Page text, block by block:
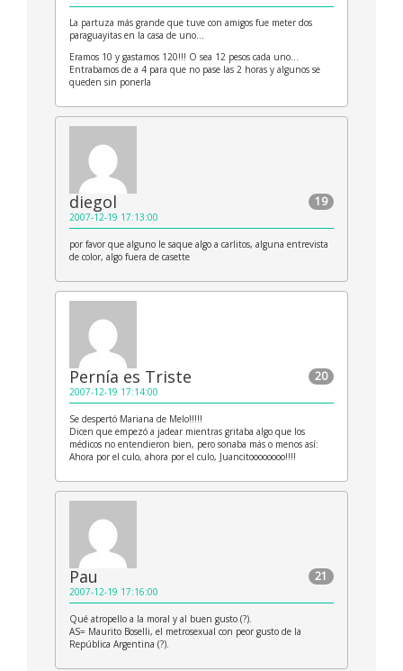
La partuza más grande que tuve con amigos fue meter dos
paraguayitas en la casa de uno…
Eramos 10 y gastamos 120!!! O sea 12 pesos cada uno…
Entrabamos de a 4 para que no pase las 2 horas y algunos se
queden sin ponerla
19
diegol
2007-12-19 17:13:00
por favor que alguno le saque algo a carlitos, alguna entrevista
de color, algo fuera de casette
20
Pernía es Triste
2007-12-19 17:14:00
Se despertó Mariana de Melo!!!!!
Dicen que empezó a jadear mientras gritaba algo que los
médicos no entendieron bien, pero sonaba más o menos así:
Ahora por el culo, ahora por el culo, Juancitoooooooo!!!!
21
Pau
2007-12-19 17:16:00
Qué atropello a la moral y al buen gusto (?).
AS= Maurito Boselli, el metrosexual con peor gusto de la
República Argentina (?).